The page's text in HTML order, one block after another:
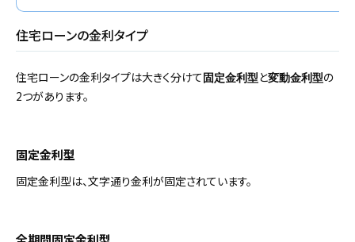
住宅ローンの金利タイプ
住宅ローンの金利タイプは大きく分けて 固定金利型 と変動金利型の
2つがあります。
固定金利型
固定金利型は、文字通り金利が固定されています。